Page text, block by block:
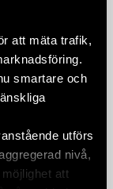
att mäta trafik,
smartare och
utförs
nivå,
att
att